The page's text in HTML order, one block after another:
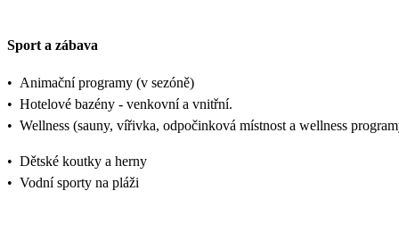
Sport a zábava
• Animační programy (v sezóně)
• Hotelové bazény - venkovní a vnitřní.
• Wellness (sauny, vířivka, odpočinková místnost a wellness
• Dětské koutky a herny
• Vodní sporty na pláži